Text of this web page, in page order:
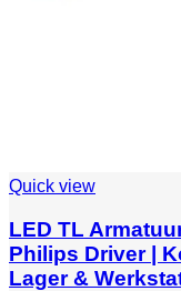
Quick view
LED TL
Philips Driver |
Lager &